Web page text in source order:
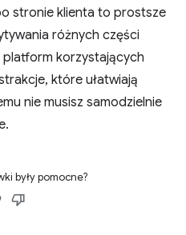
stronie klienta to prostsze
różnych części
platform korzystających
które ułatwiają
nie musisz samodzielnie
były pomocne?